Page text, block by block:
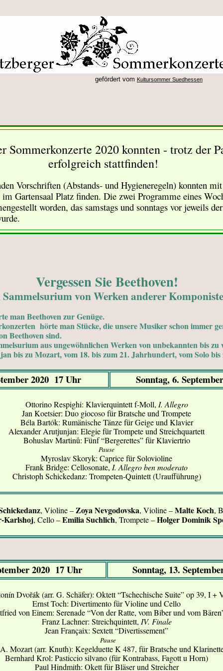
gefördert vom Kultursommer Suedhessen
Sommerkonzerte 2020 konnten - trotz der
erfolgreich stattfinden!
Vorschriften (Abstands- und Hygieneregeln) konnten
Gartensaal Platz finden. Die zwei Programme eines
worden, das samstags und sonntags vor jeweils
Vergessen Sie Beethoven!
von Werken anderer
man Beethoven zur Genüge.
hörte man Stücke, die unsere Musiker schon immer
Beethoven sind.
aus ungewöhnlichen Werken von unbekannten bis
bis zu Mozart, vom 18. bis zum 21. Jahrhundert, vom Solo
2020 17 Uhr Sonntag, 6.
Ottorino Respighi: Klavierquintett f-Moll, I. Allegro
Jan Koetsier: Duo giocoso für Bratsche und Trompete
Béla Bartók: Rumänische Tänze für Geige und Klavier
Alexander Arutjunjan: Elegie für Trompete und Streichquartett
Bohuslav Martinů: Fünf “Bergerettes” für Klaviertrio
Pause
Myroslav Skoryk: Caprice für Solovioline
Frank Bridge: Cellosonate, I. Allegro ben moderato
Christoph Schickedanz: Trompeten-Quintett (Uraufführung)
, Violine –Zoya Nevgodovska, Violine –Malte Koch,
Karlshoj, Cello –Emilia Suchlich, Trompete –Holger Dominik
2020 17 Uhr Sonntag, 13.
Dvořák (arr. G. Schäfer): Oktett “Tschechische Suite” op 39, I +
Ernst Toch: Divertimento für Violine und Cello
von Einem: Serenade “Von der Ratte, vom Biber und vom
Franz Lachner: Streichquintett, IV. Finale
Jean Françaix: Sextett “Divertissement”
Pause
Mozart (arr. Knuth): Kegelduette K 487, für Bratsche und
Bernhard Krol: Pasticcio silvano (für Kontrabass, Fagott u Horn)
Paul Hindmith: Okett für Bläser und Streicher